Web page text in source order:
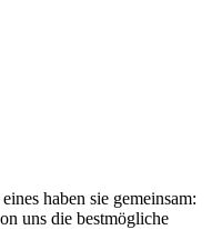
haben sie gemeinsam:
uns die bestmögliche